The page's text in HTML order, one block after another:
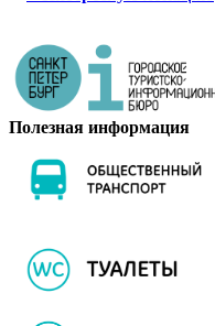
Полезная информация